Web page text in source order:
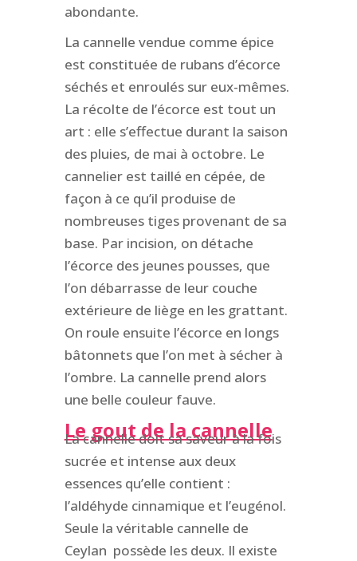
abondante.
La cannelle vendue comme épice
est constituée de rubans d’écorce
séchés et enroulés sur eux-mêmes.
La récolte de l’écorce est tout un
art : elle s’effectue durant la saison
des pluies, de mai à octobre. Le
cannelier est taillé en cépée, de
façon à ce qu’il produise de
nombreuses tiges provenant de sa
base. Par incision, on détache
l’écorce des jeunes pousses, que
l’on débarrasse de leur couche
extérieure de liège en les grattant.
On roule ensuite l’écorce en longs
bâtonnets que l’on met à sécher à
l’ombre. La cannelle prend alors
une belle couleur fauve.
Le gout de la cannelle
La cannelle doit sa saveur à la fois
sucrée et intense aux deux
essences qu’elle contient :
l’aldéhyde cinnamique et l’eugénol.
Seule la véritable cannelle de
Ceylan possède les deux. Il existe